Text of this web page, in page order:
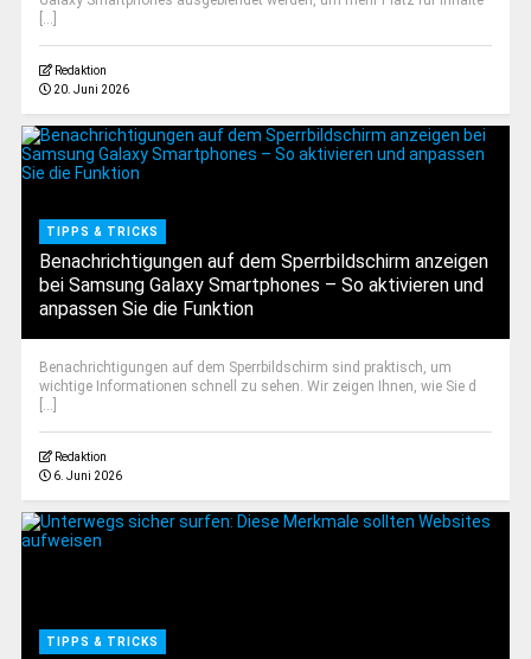
[...]
Redaktion
20. Juni 2026
TIPPS & TRICKS
Benachrichtigungen auf dem Sperrbildschirm anzeigen
bei Samsung Galaxy Smartphones – So aktivieren und
anpassen Sie die Funktion
Benachrichtigungen auf dem Sperrbildschirm sind praktisch, um
wichtige Informationen schnell zu sehen. Wir zeigen Ihnen, wie Sie d
[...]
Redaktion
6. Juni 2026
TIPPS & TRICKS